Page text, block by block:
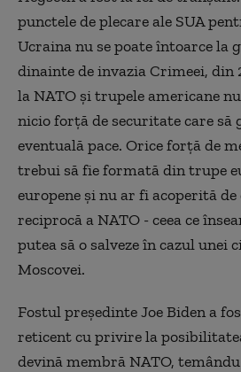
punctele de plecare ale SUA
Ucraina nu se poate întoarce la
dinainte de invazia Crimeei, din
la NATO şi trupele americane
nicio forţă de securitate care să
eventuală pace. Orice forţă de
trebui să fie formată din trupe
europene şi nu ar fi acoperită
reciprocă a NATO - ceea ce
putea să o salveze în cazul unei
Moscovei.
Fostul preşedinte Joe Biden a
reticent cu privire la
devină membră NATO,